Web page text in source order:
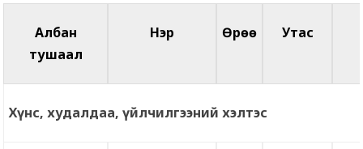
Албан
тушаал
Нэр Өрөө Утас
Хүнс, худалдаа, үйлчилгээний хэлтэс